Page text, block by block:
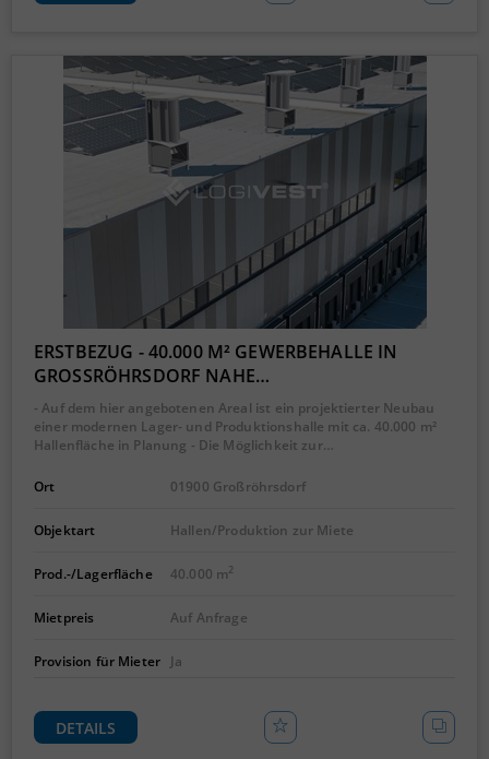
ERSTBEZUG - 40.000 M² GEWERBEHALLE IN
GROSSRÖHRSDORF NAHE…
- Auf dem hier angebotenen Areal ist ein projektierter Neubau
einer modernen Lager- und Produktionshalle mit ca. 40.000 m²
Hallenfläche in Planung - Die Möglichkeit zur…
Ort 01900 Großröhrsdorf
Objektart Hallen/Produktion zur Miete
Prod.-/Lagerfläche 40.000 m2
Mietpreis Auf Anfrage
Provision für Mieter Ja
DETAILS